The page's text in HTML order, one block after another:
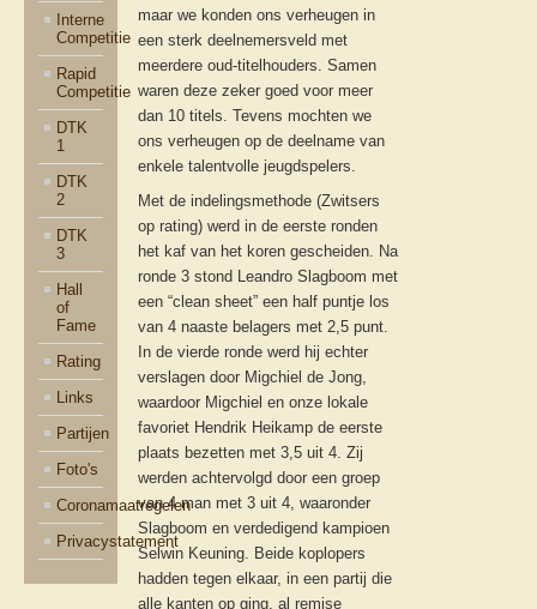
Interne
Competitie
Rapid
Competitie
DTK
1
DTK
2
DTK
3
Hall
of
Fame
Rating
Links
Partijen
Foto's
Coronamaatregelen
Privacystatement
maar we konden ons verheugen in
een sterk deelnemersveld met
meerdere oud-titelhouders. Samen
waren deze zeker goed voor meer
dan 10 titels. Tevens mochten we
ons verheugen op de deelname van
enkele talentvolle jeugdspelers.
Met de indelingsmethode (Zwitsers
op rating) werd in de eerste ronden
het kaf van het koren gescheiden. Na
ronde 3 stond Leandro Slagboom met
een “clean sheet” een half puntje los
van 4 naaste belagers met 2,5 punt.
In de vierde ronde werd hij echter
verslagen door Migchiel de Jong,
waardoor Migchiel en onze lokale
favoriet Hendrik Heikamp de eerste
plaats bezetten met 3,5 uit 4. Zij
werden achtervolgd door een groep
van 4 man met 3 uit 4, waaronder
Slagboom en verdedigend kampioen
Selwin Keuning. Beide koplopers
hadden tegen elkaar, in een partij die
alle kanten op ging, al remise